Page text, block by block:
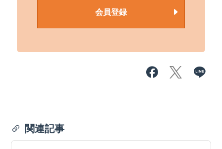
会員登録
関連記事